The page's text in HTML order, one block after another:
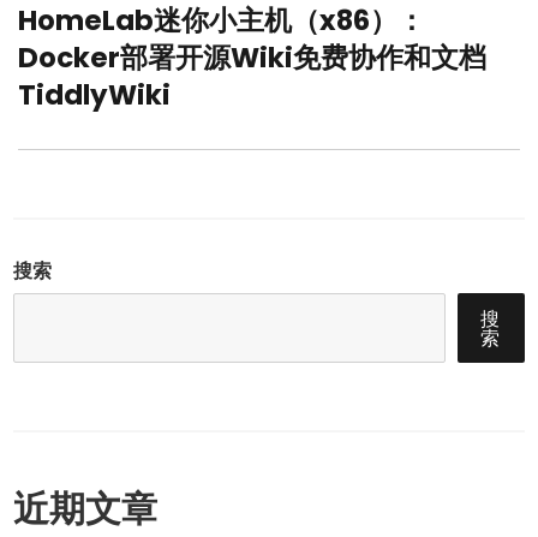
Next
post:
HomeLab迷你小主机（x86）：
Docker部署开源Wiki免费协作和文档
TiddlyWiki
搜索
搜
索
近期文章